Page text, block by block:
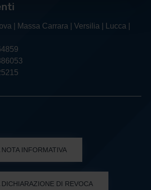
| Massa Carrara | Versilia | Lucca |
NOTA INFORMATIVA
DICHIARAZIONE DI REVOCA